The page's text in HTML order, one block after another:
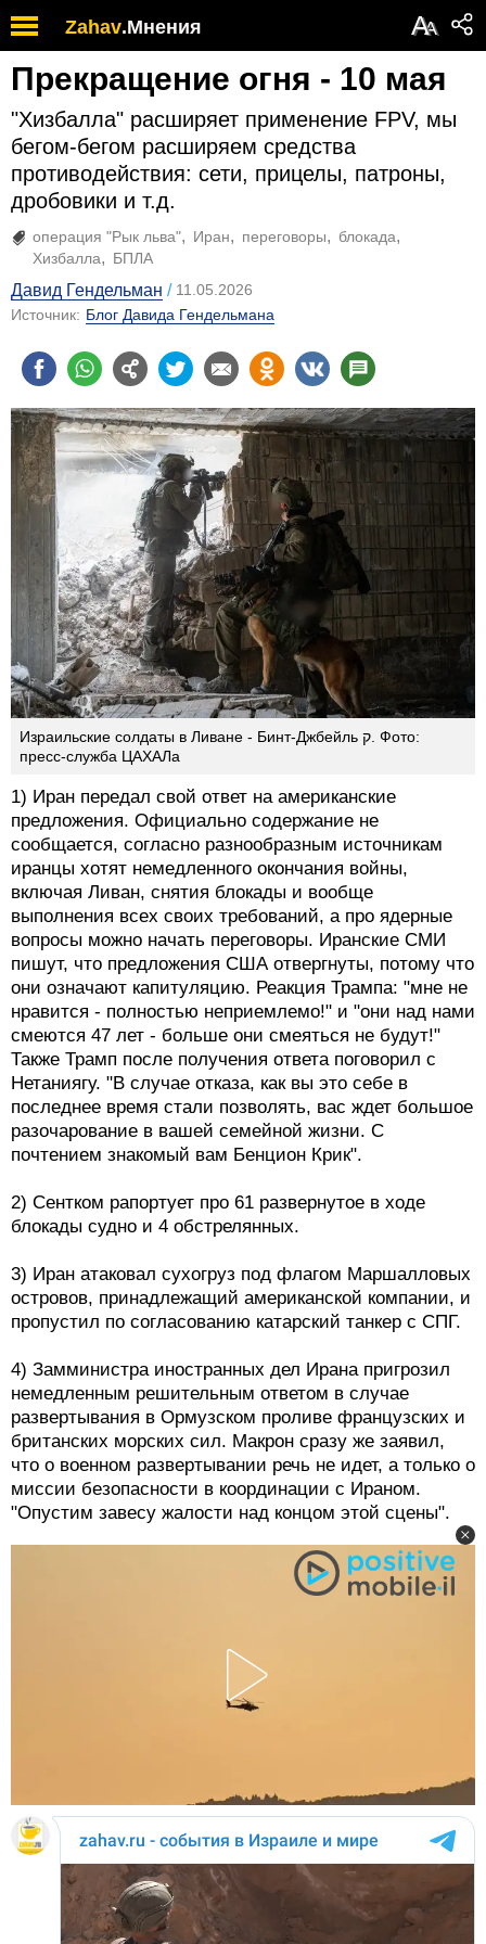
Zahav.Мнения АА
Прекращение огня - 10 мая
"Хизбалла" расширяет применение FPV, мы
бегом-бегом расширяем средства
противодействия: сети, прицелы, патроны,
дробовики и т.д.
операция "Рык льва" Иран переговоры
блокада
Хизбалла
БПЛА
Давид Гендельман
11.05.2026
Источник: Блог Давида Гендельмана
Израильские солдаты в Ливане - Бинт-Джбейль ק. Фото:
пресс-служба ЦАХАЛа
1) Иран передал свой ответ на американские
предложения. Официально содержание не
сообщается, согласно разнообразным источникам
иранцы хотят немедленного окончания войны,
включая Ливан, снятия блокады и вообще
выполнения всех своих требований, а про ядерные
вопросы можно начать переговоры. Иранские СМИ
пишут, что предложения США отвергнуты, потому что
они означают капитуляцию. Реакция Трампа: "мне не
нравится - полностью неприемлемо!" и "они над нами
смеются 47 лет - больше они смеяться не будут!"
Также Трамп после получения ответа поговорил с
Нетаниягу. "В случае отказа, как вы это себе в
последнее время стали позволять, вас ждет большое
разочарование в вашей семейной жизни. С
почтением знакомый вам Бенцион Крик".
2) Сентком рапортует про 61 развернутое в ходе
блокады судно и 4 обстрелянных.
3) Иран атаковал сухогруз под флагом Маршалловых
островов, принадлежащий американской компании, и
пропустил по согласованию катарский танкер с СПГ.
4) Замминистра иностранных дел Ирана пригрозил
немедленным решительным ответом в случае
развертывания в Ормузском проливе французских и
британских морских сил. Макрон сразу же заявил,
что о военном развертывании речь не идет, а только о
миссии безопасности в координации с Ираном.
"Опустим завесу жалости над концом этой сцены".